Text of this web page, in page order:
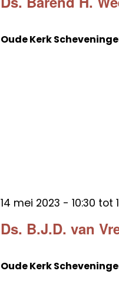
Oude Kerk
Ds. B.J.D. van
14 mei 2023 - 10:30 tot
Oude Kerk